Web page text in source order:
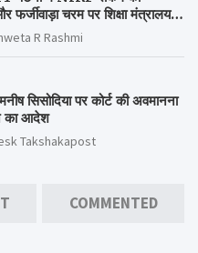
चरम पर शिक्षा मंत्रालय
R Rashmi
सिसोदिया पर कोर्ट की अवमानना
का आदेश
Takshakapost
COMMENTED